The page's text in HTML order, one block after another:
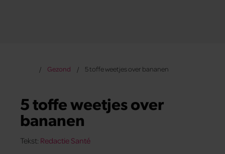
Gezond 5 toffe weetjes over bananen
5 toffe weetjes over
bananen
Tekst: Redactie Santé